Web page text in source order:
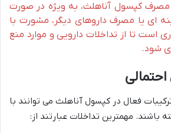
کپسول آناهلث، به ویژه در صورت
ای یا مصرف داروهای دیگر، مشورت با
است تا از تداخلات دارویی و موارد منع
شود.
فعال در کپسول آناهلث می توانند با
باشند. مهمترین تداخلات عبارتند از: